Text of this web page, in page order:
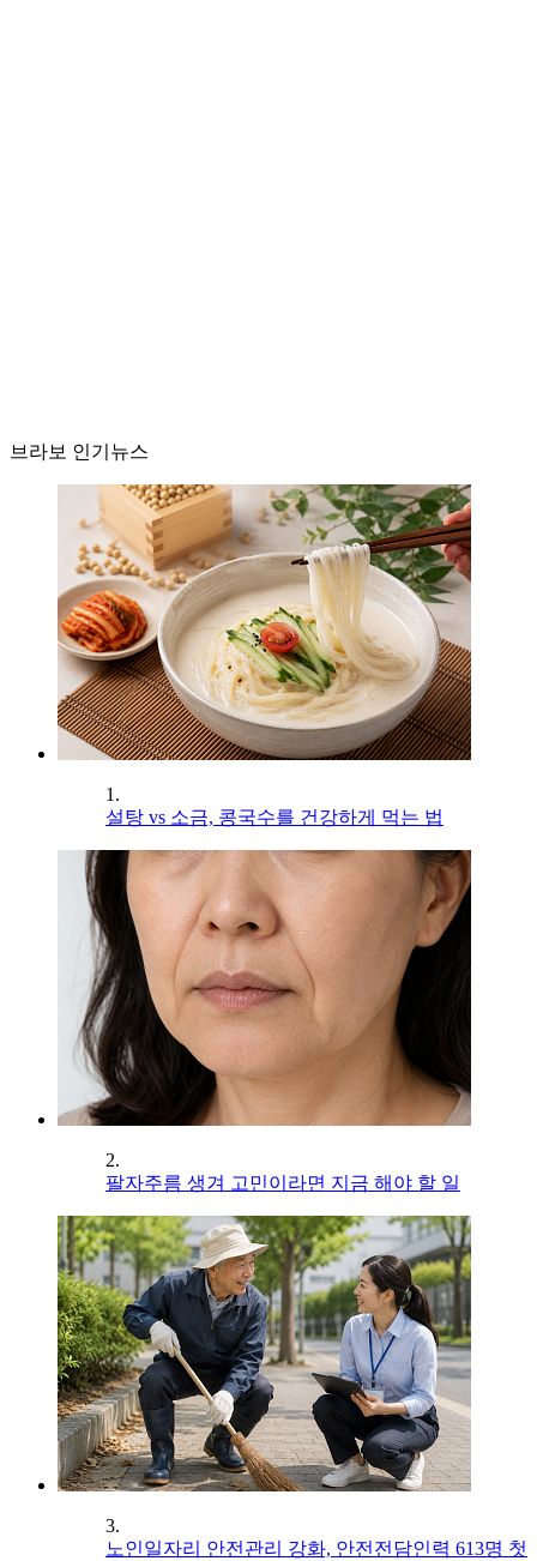
브라보 인기뉴스
1.
설탕 vs 소금, 콩국수를 건강하게 먹는 법
2.
팔자주름 생겨 고민이라면 지금 해야 할 일
3.
노인일자리 안전관리 강화, 안전전담인력 613명 첫